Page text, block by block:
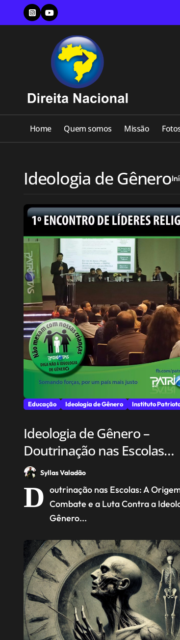
content
Home Quem somos Missão
Ideologia de Gênero
Educação Ideologia de Gênero Instituto
Ideologia de Gênero –
Doutrinação nas Escolas,
A Origem do Combate
Contra essa Ideologia
Syllas Valadão
D outrinação nas Escolas: A
Combate e a Luta Contra a
Gênero...